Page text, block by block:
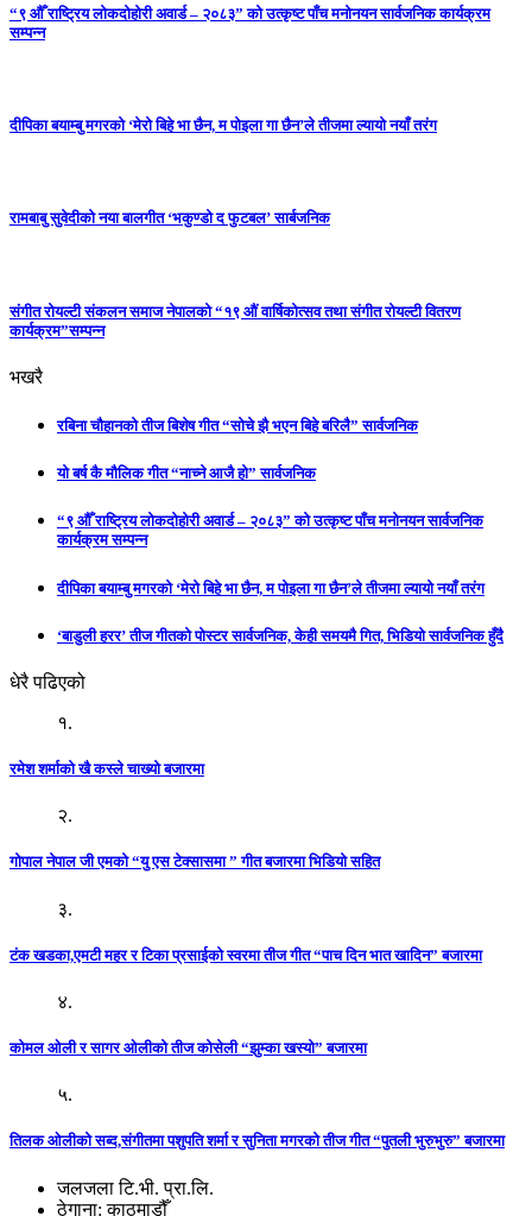
“९ औँ राष्ट्रिय लोकदोहोरी अवार्ड – २०८३” को उत्कृष्ट पाँच मनोनयन सार्वजनिक कार्यक्रम
सम्पन्न
दीपिका बयाम्बु मगरको ‘मेरो बिहे भा छैन, म पोइला गा छैन’ले तीजमा ल्यायो नयाँ तरंग
रामबाबु सुवेदीको नया बालगीत ‘भकुण्डो द फुटबल’ सार्बजनिक
संगीत रोयल्टी संकलन समाज नेपालको “१९ औं वार्षिकोत्सव तथा संगीत रोयल्टी वितरण
कार्यक्रम”सम्पन्न
भखरै
रबिना चौहानको तीज बिशेष गीत “सोचे झै भएन बिहे बरिलै” सार्वजनिक
यो बर्ष कै मौलिक गीत “नाच्ने आजै हो” सार्वजनिक
“९ औँ राष्ट्रिय लोकदोहोरी अवार्ड – २०८३” को उत्कृष्ट पाँच मनोनयन सार्वजनिक
कार्यक्रम सम्पन्न
दीपिका बयाम्बु मगरको ‘मेरो बिहे भा छैन, म पोइला गा छैन’ले तीजमा ल्यायो नयाँ तरंग
‘बाडुली हरर’ तीज गीतको पोस्टर सार्वजनिक, केही समयमै गित, भिडियो सार्वजनिक हुँदै
धेरै पढिएको
१.
रमेश शर्माको खै कस्ले चाख्यो बजारमा
२.
गोपाल नेपाल जी एमको “यु एस टेक्सासमा ” गीत बजारमा भिडियो सहित
३.
टंक खडका,एमटी महर र टिका प्रसाईको स्वरमा तीज गीत “पाच दिन भात खादिन” बजारमा
४.
कोमल ओली र सागर ओलीको तीज कोसेली “झुम्का खस्यो” बजारमा
५.
तिलक ओलीको सब्द,संगीतमा पशुपति शर्मा र सुनिता मगरको तीज गीत “पुतली भुरुभुरु” बजारमा
जलजला टि.भी. प्रा.लि.
ठेगाना: काठमाडौँ